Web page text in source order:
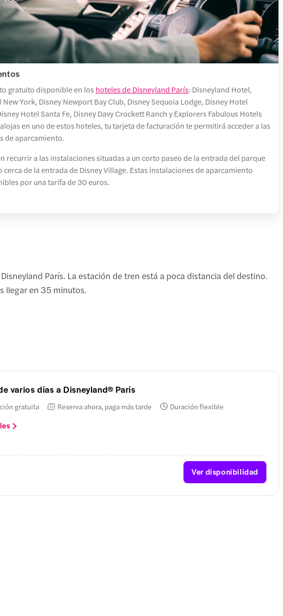
gratuito disponible en los hoteles de Disneyland París: Disneyland Hotel,
New York, Disney Newport Bay Club, Disney Sequoia Lodge, Disney Hotel
Hotel Santa Fe, Disney Davy Crockett Ranch y Explorers Fabulous Hotels
en uno de estos hoteles, tu tarjeta de facturación te permitirá acceder a las
de aparcamiento.
recurrir a las instalaciones situadas a un corto paseo de la entrada del parque
cerca de la entrada de Disney Village. Estas instalaciones de aparcamiento
por una tarifa de 30 euros.
París. La estación de tren está a poca distancia del destino.
llegar en 35 minutos.
varios días a Disneyland® París
gratuita Reserva ahora, paga más tarde Duración flexible
Ver disponibilidad